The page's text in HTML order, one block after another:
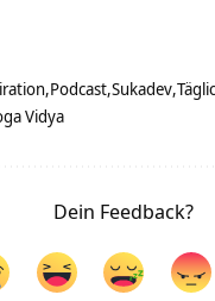
Podcast Sukadev
Vidya
Dein Feedback?